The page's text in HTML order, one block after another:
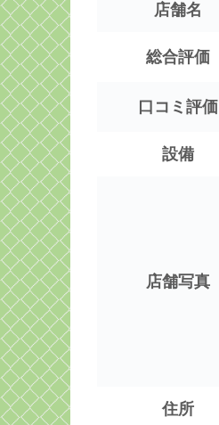
店舗名
総合評価
口コミ評価
設備
店舗写真
住所